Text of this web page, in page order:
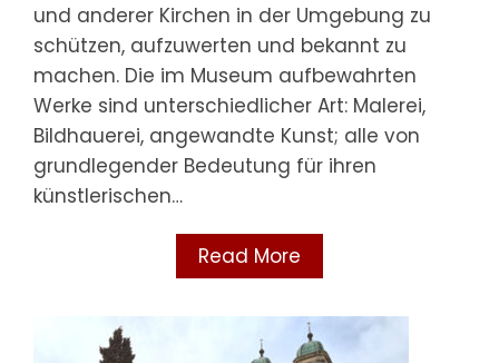
und anderer Kirchen in der Umgebung zu
schützen, aufzuwerten und bekannt zu
machen. Die im Museum aufbewahrten
Werke sind unterschiedlicher Art: Malerei,
Bildhauerei, angewandte Kunst; alle von
grundlegender Bedeutung für ihren
künstlerischen…
Read More